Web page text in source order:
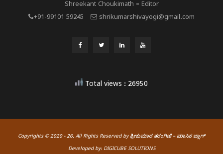
Shreekant Choukimath – Editor
+91-99101 59245
shrikumarshivayogi@gmail.com
Total views : 26950
Copyrights © 2020 - 26, All Rights Reserved byಶ್ರೀಕುಮಾರ ತರಂಗಿಣಿ – ಮಾಸಿಕ ಬ್ಲಾಗ್
Developed by: DIGICUBE SOLUTIONS